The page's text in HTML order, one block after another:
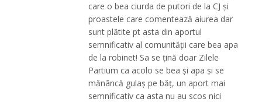
care o bea ciurda de putori de la CJ și
proastele care comentează aiurea dar
sunt plătite pt asta din aportul
semnificativ al comunității care bea apa
de la robinet! Sa se țină doar Zilele
Partium ca acolo se bea și apa și se
mănâncă gulaș pe băț, un aport mai
semnificativ ca asta nu au scos nici